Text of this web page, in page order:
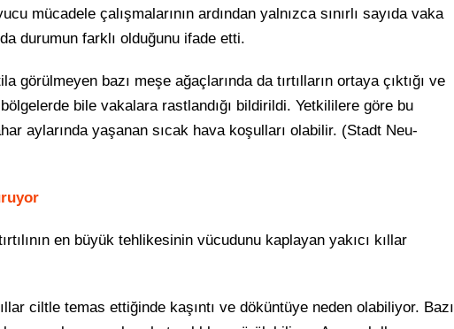
mücadele çalışmalarının ardından yalnızca sınırlı sayıda vaka
durumun farklı olduğunu ifade etti.
görülmeyen bazı meşe ağaçlarında da tırtılların ortaya çıktığı ve
bile vakalara rastlandığı bildirildi. Yetkililere göre bu
aylarında yaşanan sıcak hava koşulları olabilir. (Stadt Neu-
en büyük tehlikesinin vücudunu kaplayan yakıcı kıllar
ciltle temas ettiğinde kaşıntı ve döküntüye neden olabiliyor. Bazı